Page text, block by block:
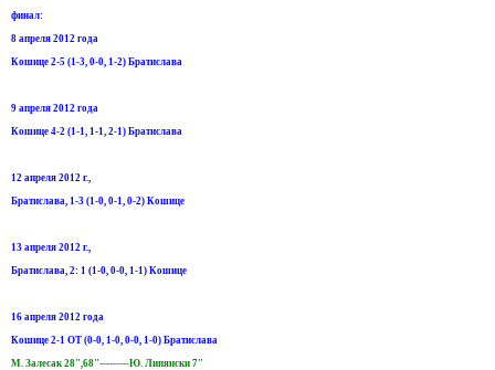
финал:
8 апреля 2012 года
Кошице 2-5 (1-3, 0-0, 1-2) Братислава
9 апреля 2012 года
Кошице 4-2 (1-1, 1-1, 2-1) Братислава
12 апреля 2012 г.,
Братислава, 1-3 (1-0, 0-1, 0-2) Кошице
13 апреля 2012 г.,
Братислава, 2: 1 (1-0, 0-0, 1-1) Кошице
16 апреля 2012 года
Кошице 2-1 ОТ (0-0, 1-0, 0-0, 1-0) Братислава
М. Залесак 28",68"---------Ю. Липянски 7"